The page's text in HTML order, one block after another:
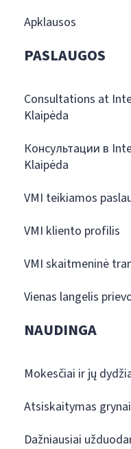
Apklausos
PASLAUGOS
Consultations at
Klaipėda
Консультации в
Klaipėda
VMI teikiamos
VMI kliento profilis
VMI skaitmeninė
Vienas langelis
NAUDINGA
Mokesčiai ir jų
Atsiskaitymas
Dažniausiai